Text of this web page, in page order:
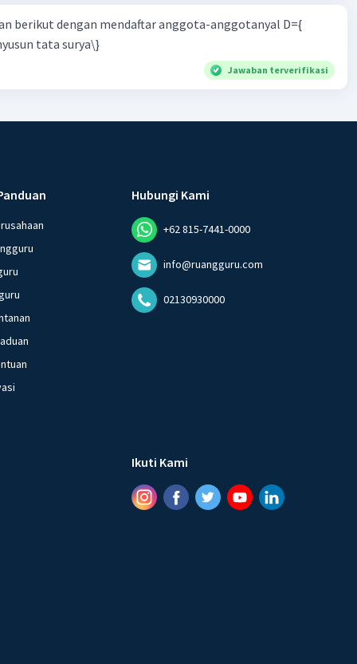
berikut dengan mendaftar anggota-anggotanyal D={
tata surya\}
Jawaban terverifikasi
Hubungi Kami
+62 815-7441-0000
info@ruangguru.com
02130930000
Ikuti Kami